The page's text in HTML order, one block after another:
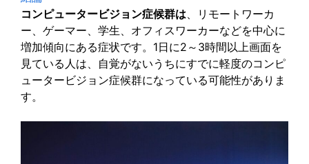
コンピュータービジョン症候群は、リモートワーカ
ー、ゲーマー、学生、オフィスワーカーなどを中心に
増加傾向にある症状です。1日に2～3時間以上画面を
見ている人は、自覚がないうちにすでに軽度のコンピ
ュータービジョン症候群になっている可能性がありま
す。